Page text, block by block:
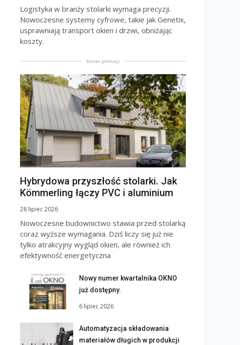
Logistyka w branży stolarki wymaga precyzji.
Nowoczesne systemy cyfrowe, takie jak Genetix,
usprawniają transport okien i drzwi, obniżając
koszty.
Koniec promocji
Hybrydowa przyszłość stolarki. Jak
Kömmerling łączy PVC i aluminium
28 lipiec 2026
Nowoczesne budownictwo stawia przed stolarką
coraz wyższe wymagania. Dziś liczy się już nie
tylko atrakcyjny wygląd okien, ale również ich
efektywność energetyczna
Nowy numer kwartalnika OKNO
już dostępny.
6 lipiec 2026
Automatyzacja składowania
materiałów długich w produkcji